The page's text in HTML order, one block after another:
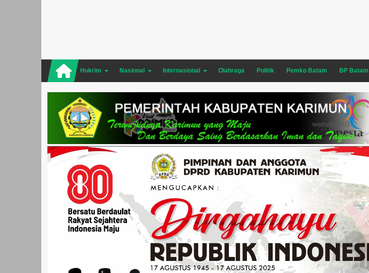
Hukrim Nasional Internasional Olahraga Politik Pemko Batam BP Batam